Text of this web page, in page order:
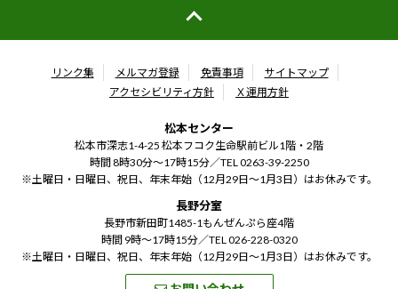
リンク集 メルマガ登録 免責事項
サイトマップ
アクセシビリティ方針
Ｘ運用方針
松本センター
松本市深志1-4-25 松本フコク生命駅前ビル1階・2階
時間 8時30分～17時15分／TEL 0263-39-2250
※土曜日・日曜日、祝日、年末年始（12月29日～1月3日）はお休みです。
長野分室
長野市新田町1485-1もんぜんぷら座4階
時間 9時～17時15分／TEL 026-228-0320
※土曜日・日曜日、祝日、年末年始（12月29日～1月3日）はお休みです。